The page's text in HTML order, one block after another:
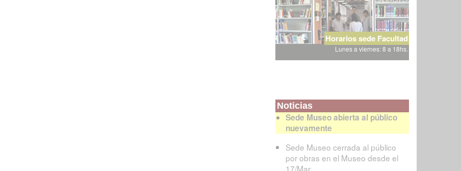
Horarios sede Facultad
Lunes a viernes: 8 a 18hs.
Noticias
Sede Museo abierta al público
nuevamente
Sede Museo cerrada al público
por obras en el Museo desde el
17/Mar